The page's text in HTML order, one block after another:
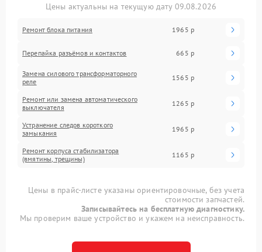
Цены актуальны на текущую дату 09.08.2026
Ремонт блока питания 1965 р
Перепайка разъёмов и контактов 665 р
Замена силового трансформаторного
реле
1565 р
Ремонт или замена автоматического
выключателя
1265 р
Устранение следов короткого
замыкания
1965 р
Ремонт корпуса стабилизатора
(вмятины, трещины)
1165 р
Цены в прайс-листе указаны ориентировочные, без учета
стоимости запчастей.
Записывайтесь на бесплатную диагностику.
Мы проверим ваше устройство и укажем на неисправность.